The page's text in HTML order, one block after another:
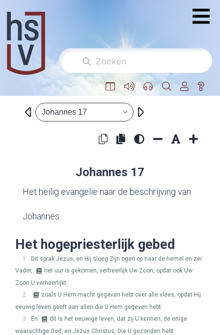
Johannes 17
Johannes 17
Het heilig evangelie naar de beschrijving van
Johannes
Het hogepriesterlijk gebed
1
Dit sprak Jezus, en Hij sloeg Zijn ogen op naar de hemel en zei:
Vader,
het uur is gekomen, verheerlijk Uw Zoon, opdat ook Uw
Zoon U verheerlijkt,
2
zoals U Hem macht gegeven hebt over alle vlees, opdat Hij
eeuwig leven geeft aan allen die U Hem gegeven hebt.
3
En
dit is het eeuwige leven, dat zij U kennen, de enige
waarachtige God, en Jezus Christus, Die U gezonden hebt.